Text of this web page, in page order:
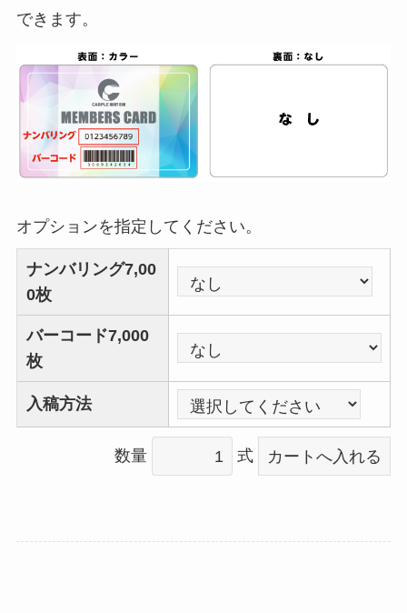
できます。
オプションを指定してください。
ナンバリング7,00
0枚
バーコード7,000
枚
入稿方法
数量 式